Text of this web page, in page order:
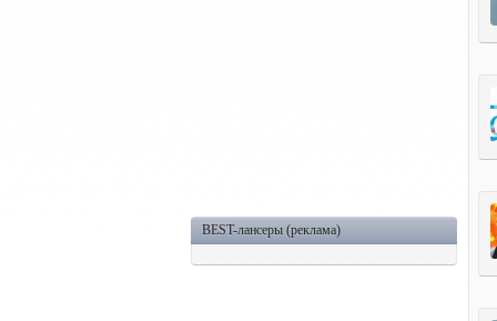
BEST-лансеры (реклама)